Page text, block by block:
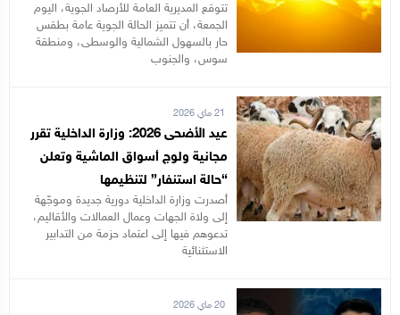
تتوقع المديرية العامة للأرصاد الجوية، اليوم
الجمعة، أن تتميز الحالة الجوية عامة بطقس
حار بالسهول الشمالية والوسطى، ومنطقة
سوس، والجنوب
عيد الأضحى 2026: وزارة الداخلية تقرر
مجانية ولوج أسواق الماشية وتعلن
“حالة استنفار” لتنظيمها
أصدرت وزارة الداخلية دورية جديدة وموجّهة
إلى ولاة الجهات وعمال العمالات والأقاليم،
تدعوهم فيها إلى اعتماد حزمة من التدابير
الاستثنائية
20 ماي 2026